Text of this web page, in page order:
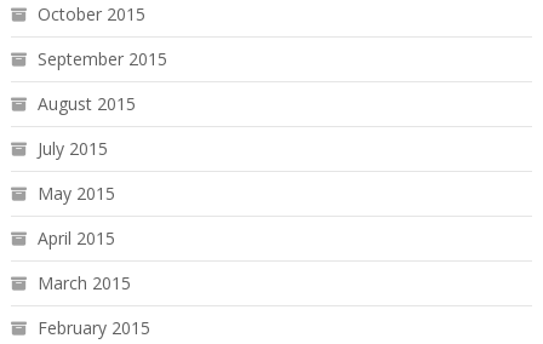
October 2015
September 2015
August 2015
July 2015
May 2015
April 2015
March 2015
February 2015